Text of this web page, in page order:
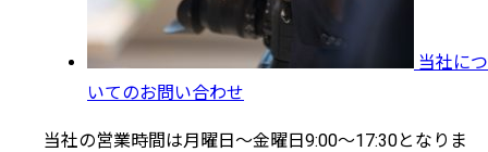
当社につ
いてのお問い合わせ
当社の営業時間は月曜日～金曜日9:00～17:30となりま